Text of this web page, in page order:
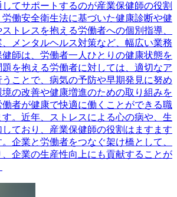
てサポートするのが産業保健師の役割
働安全衛生法に基づいた健康診断や健
トレスを抱える労働者への個別指導、
メンタルヘルス対策など、幅広い業務
師は、労働者一人ひとりの健康状態を
を抱える労働者に対しては、適切なア
うことで、病気の予防や早期発見に努め
の改善や健康増進のための取り組みを
者が健康で快適に働くことができる職
。近年、ストレスによる心の病や、生
ており、産業保健師の役割はますます
企業と労働者をつなぐ架け橋として、
企業の生産性向上にも貢献することが